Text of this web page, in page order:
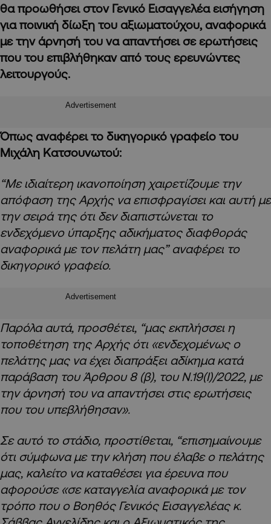
θα προωθήσει στον Γενικό Εισαγγελέα εισήγηση
για ποινική δίωξη του αξιωματούχου, αναφορικά
με την άρνησή του να απαντήσει σε ερωτήσεις
που του επιβλήθηκαν από τους ερευνώντες
λειτουργούς.
Advertisement
Όπως αναφέρει το δικηγορικό γραφείο του
Μιχάλη Κατσουνωτού:
“Με ιδιαίτερη ικανοποίηση χαιρετίζουμε την
απόφαση της Αρχής να επισφραγίσει και αυτή με
την σειρά της ότι δεν διαπιστώνεται το
ενδεχόμενο ύπαρξης αδικήματος διαφθοράς
αναφορικά με τον πελάτη μας” αναφέρει το
δικηγορικό γραφείο.
Advertisement
Παρόλα αυτά, προσθέτει, “μας εκπλήσσει η
τοποθέτηση της Αρχής ότι «ενδεχομένως ο
πελάτης μας να έχει διαπράξει αδίκημα κατά
παράβαση του Άρθρου 8 (β), του Ν.19(I)/2022, με
την άρνησή του να απαντήσει στις ερωτήσεις
που του υπεβλήθησαν».
Σε αυτό το στάδιο, προστίθεται, “επισημαίνουμε
ότι σύμφωνα με την κλήση που έλαβε ο πελάτης
μας, καλείτο να καταθέσει για έρευνα που
αφορούσε «σε καταγγελία αναφορικά με τον
τρόπο που ο Βοηθός Γενικός Εισαγγελέας κ.